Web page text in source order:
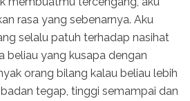
rasa yang sebenarnya. Aku
selalu patuh terhadap nasihat
beliau yang kusapa dengan
orang bilang kalau beliau lebih
tegap, tinggi semampai dan